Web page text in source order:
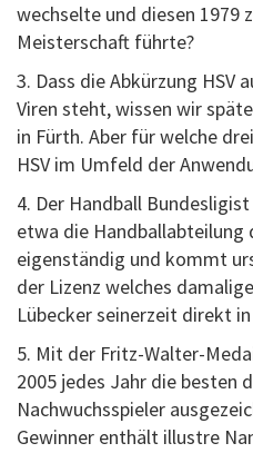
wechselte und diesen 1979
Meisterschaft führte?
3. Dass die Abkürzung HSV
Viren steht, wissen wir
in Fürth. Aber für welche
HSV im Umfeld der
4. Der Handball
etwa die Handballabteilung
eigenständig und kommt
der Lizenz welches
Lübecker seinerzeit direkt
5. Mit der Fritz-Walter-
2005 jedes Jahr die besten
Nachwuchsspieler
Gewinner enthält illustre